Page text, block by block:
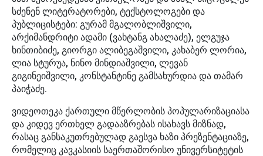
სძენენ ლიტერატორები, ტექსტოლოგები და
პუბლიცისტები: გურამ მგალობლიშვილი,
არქიმანდრიტი ადამი (ვახტანგ ახალაძე), ელგუჯა
ხინთიბიძე, გიორგი ალიბეგაშვილი, კახაბერ ლორია,
ლია სტურუა, ნინო მინდიაშვილი, ლევან
გიგინეიშვილი, კონსტანტინე გამსახურდია და თამარ
პაიჭაძე.
ვიდეოთეკა ქართული მწერლობის პოპულარიზაციასა
და კიდევ ერთხელ გადააზრებას ისახავს მიზნად,
რასაც განსაკუთრებულად გაესვა ხაზი პრეზენტაციაზე,
რომელიც კავკასიის საერთაშორისო უნივერსიტეტის